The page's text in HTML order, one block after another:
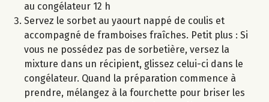
au congélateur 12 h
Servez le sorbet au yaourt nappé de coulis et
accompagné de framboises fraîches. Petit plus : Si
vous ne possédez pas de sorbetière, versez la
mixture dans un récipient, glissez celui-ci dans le
congélateur. Quand la préparation commence à
prendre, mélangez à la fourchette pour briser les